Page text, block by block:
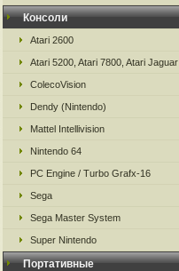
Консоли
Atari 2600
Atari 5200, Atari 7800, Atari Jaguar
ColecoVision
Dendy (Nintendo)
Mattel Intellivision
Nintendo 64
PC Engine / Turbo Grafx-16
Sega
Sega Master System
Super Nintendo
Портативные